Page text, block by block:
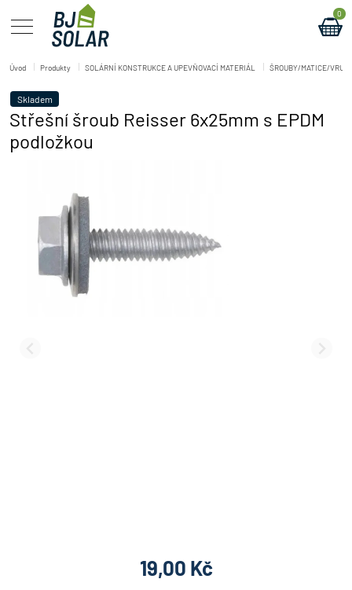
Úvod Produkty SOLÁRNÍ KONSTRUKCE A UPEVŇOVACÍ MATERIÁL ŠROUBY/MATICE/
Skladem
Střešní šroub Reisser 6x25mm s EPDM
podložkou
19,00 Kč
0